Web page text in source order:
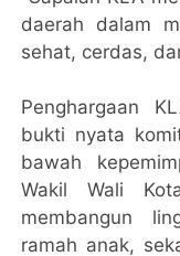
daerah dalam
sehat, cerdas,
Penghargaan
bukti nyata
bawah
Wakil Wali
membangun
ramah anak,